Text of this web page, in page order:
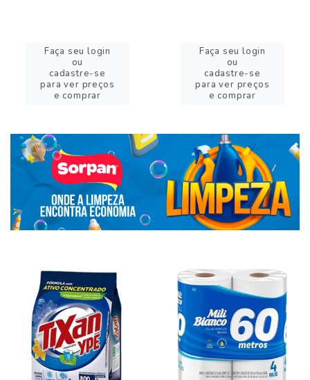
Faça seu login
ou
cadastre-se
para ver preços
e comprar
Faça seu login
ou
cadastre-se
para ver preços
e comprar